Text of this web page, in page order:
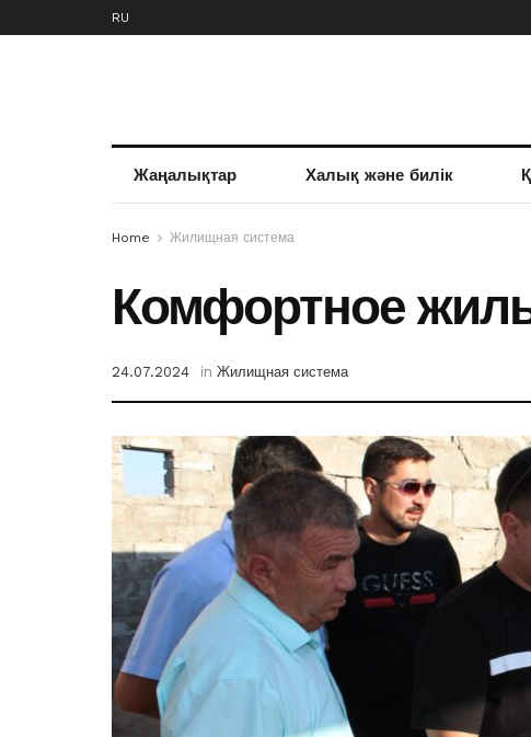
RU
Жаңалықтар Халық және билік
Home Жилищная система
Комфортное
24.07.2024 in Жилищная система